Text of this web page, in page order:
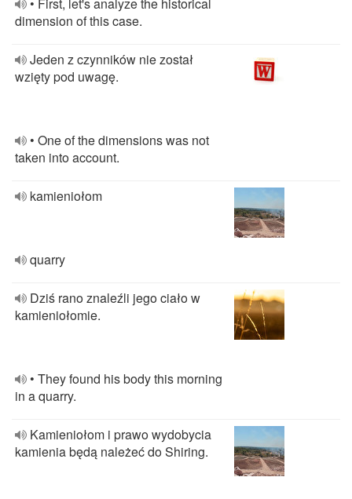
dimension of this case.
Jeden z czynników nie został
wzięty pod uwagę.
• One of the dimensions was not
taken into account.
kamieniołom
quarry
Dziś rano znaleźli jego ciało w
kamieniołomie.
• They found his body this morning
in a quarry.
Kamieniołom i prawo wydobycia
kamienia będą należeć do Shiring.